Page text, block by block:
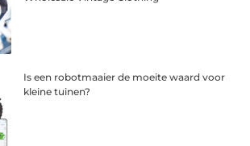
Is een robotmaaier de moeite waard voor
kleine tuinen?